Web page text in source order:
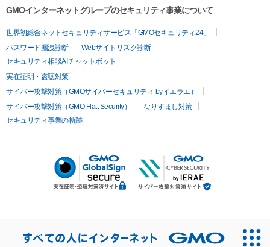
GMOインターネットグループのセキュリティ事業について
世界初総合ネットセキュリティサービス「GMOセキュリティ24」
パスワード漏洩診断
Webサイトリスク診断
セキュリティ相談AIチャットボット
実在証明・盗聴対策
サイバー攻撃対策（GMOサイバーセキュリティ byイエラエ）
サイバー攻撃対策（GMO Flatt Security）
なりすまし対策
セキュリティ事業の軌跡